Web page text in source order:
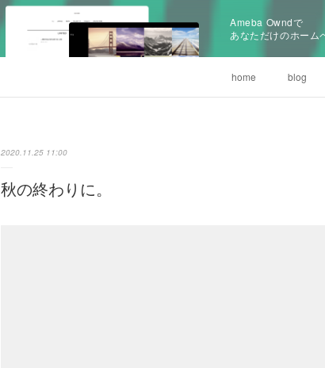
Ameba Owndで
あなただけのホーム
home blog
2020.11.25 11:00
秋の終わりに。